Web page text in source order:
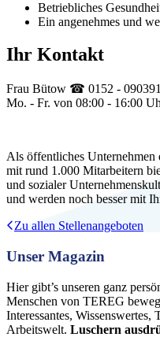
Betriebliches
Ein angenehmes und
Ihr Kontakt
Frau Bütow ☎ 0152 -
Mo. - Fr. von 08:00 - 16:00
Als öffentliches Unternehmen
mit rund 1.000 Mitarbeitern
und sozialer
und werden noch besser mit
Zu allen Stellenangeboten
Unser Magazin
Hier gibt’s unseren ganz
Menschen von TEREG
Interessantes,
Arbeitswelt. Luschern